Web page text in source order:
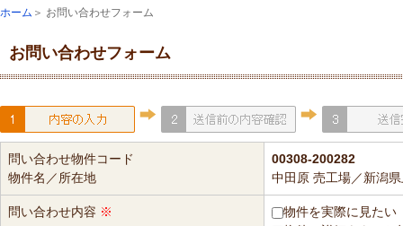
ホーム ＞ お問い合わせフォーム
お問い合わせフォーム
問い合わせ物件コード
物件名／所在地
00308-200282
中田原 売工場／新潟
問い合わせ内容 ※
物件を実際に見たい